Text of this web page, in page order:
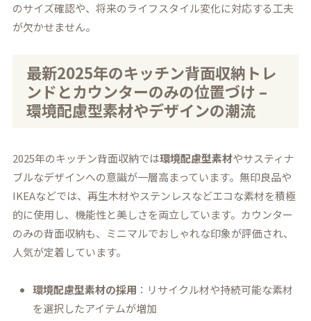
のサイズ確認や、将来のライフスタイル変化に対応する工夫
が欠かせません。
最新2025年のキッチン背面収納トレ
ンドとカウンターのみの位置づけ –
環境配慮型素材やデザインの潮流
2025年のキッチン背面収納では環境配慮型素材やサスティナ
ブルなデザインへの意識が一層高まっています。無印良品や
IKEAなどでは、再生木材やステンレスなどエコな素材を積極
的に使用し、機能性と美しさを両立しています。カウンター
のみの背面収納も、ミニマルでおしゃれな印象が評価され、
人気が定着しています。
環境配慮型素材の採用 ：リサイクル材や持続可能な素材
を選択したアイテムが増加